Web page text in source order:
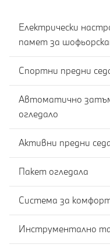
Електрически
памет за
Спортни предни
Автоматично
огледало
Активни предни
Пакет огледала
Система за
Инструментално